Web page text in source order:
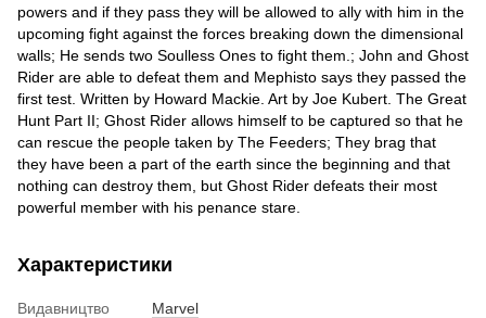
powers and if they pass they will be allowed to ally with him in the
upcoming fight against the forces breaking down the dimensional
walls; He sends two Soulless Ones to fight them.; John and Ghost
Rider are able to defeat them and Mephisto says they passed the
first test. Written by Howard Mackie. Art by Joe Kubert. The Great
Hunt Part II; Ghost Rider allows himself to be captured so that he
can rescue the people taken by The Feeders; They brag that
they have been a part of the earth since the beginning and that
nothing can destroy them, but Ghost Rider defeats their most
powerful member with his penance stare.
Характеристики
Видавництво
Marvel